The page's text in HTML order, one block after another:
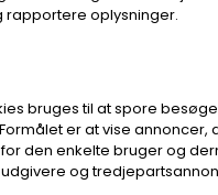
rapportere oplysninger.
bruges til at spore
er at vise annoncer,
den enkelte bruger og
og